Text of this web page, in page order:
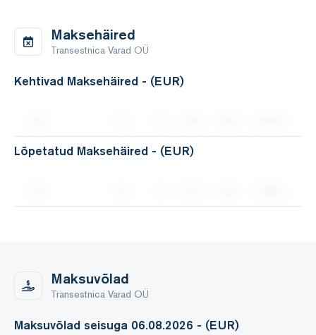
Maksehäired
Transestnica Varad OÜ
Kehtivad Maksehäired - (EUR)
Lõpetatud Maksehäired - (EUR)
Maksuvõlad
Transestnica Varad OÜ
Maksuvõlad seisuga 06.08.2026 - (EUR)